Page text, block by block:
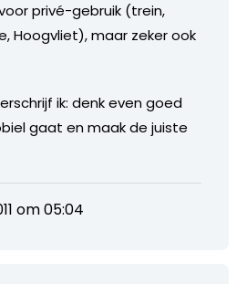
privé-gebruik (trein,
Hoogvliet), maar zeker ook
ik: denk even goed
gaat en maak de juiste
om 05:04